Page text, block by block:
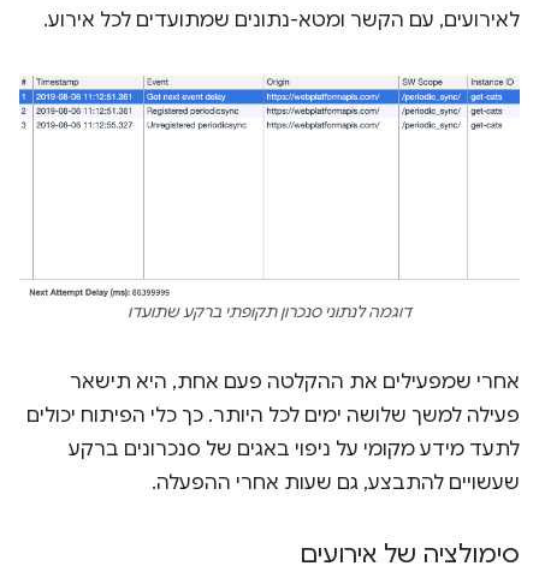
לאירועים, עם הקשר ומטא-נתונים שמתועדים לכל אירוע.
דוגמה לנתוני סנכרון תקופתי ברקע שתועדו
אחרי שמפעילים את ההקלטה פעם אחת, היא תישאר
פעילה למשך שלושה ימים לכל היותר. כך כלי הפיתוח יכולים
לתעד מידע מקומי על ניפוי באגים של סנכרונים ברקע
שעשויים להתבצע, גם שעות אחרי ההפעלה.
סימולציה של אירועים